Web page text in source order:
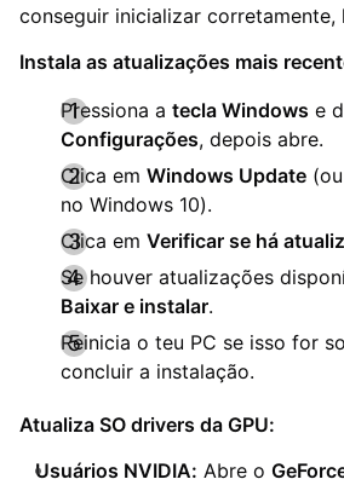
conseguir inicializar corretamente,
Instala as atualizações mais
Pressiona a tecla Windows e
Configurações, depois abre.
Clica em Windows Update (ou
no Windows 10).
Clica em Verificar se há
Se houver atualizações
Baixar e instalar.
Reinicia o teu PC se isso for
concluir a instalação.
Atualiza SO drivers da GPU:
Usuários NVIDIA: Abre o